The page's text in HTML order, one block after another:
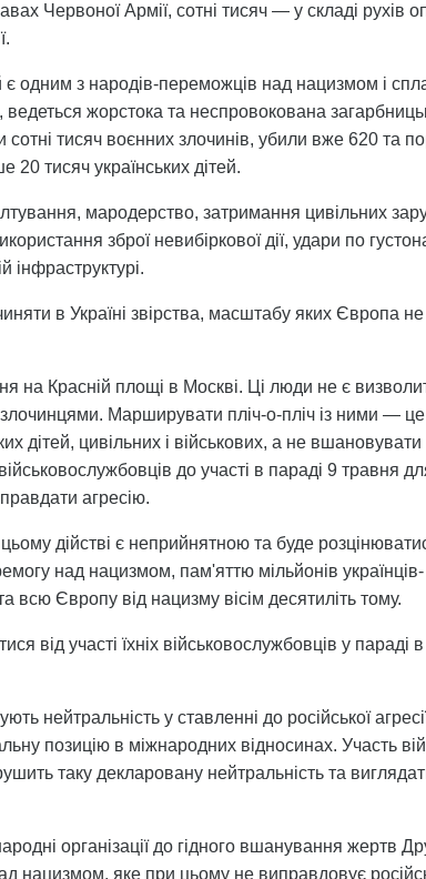
Червоної Армії, сотні тисяч — у складі рухів
є одним з народів-переможців над нацизмом і
жорстока та неспровокована
сотні тисяч воєнних злочинів, убили вже 620 та
тисяч українських дітей.
мародерство, затримання цивільних
зброї невибіркової дії, удари по
інфраструктурі.
в Україні звірства, масштабу яких Європа
на Красній площі в Москві. Ці люди не є
Марширувати пліч-о-пліч із ними — це
дітей, цивільних і військових, а не
до участі в параді 9 травня
агресію.
дійстві є неприйнятною та буде
над нацизмом, пам'яттю мільйонів українців-
всю Європу від нацизму вісім десятиліть тому.
від участі їхніх військовослужбовців у параді
нейтральність у ставленні до російської
позицію в міжнародних відносинах. Участь
таку декларовану нейтральність та
організації до гідного вшанування жертв
нацизмом, яке при цьому не виправдовує